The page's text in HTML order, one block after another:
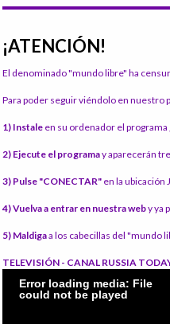
¡ATENCIÓN!
El denominado "mundo libre" ha
Para poder seguir viéndolo en nuestro
1) Instale en su ordenador el
2) Ejecute el programay aparecerán
3) Pulse "CONECTAR" en la ubicación
4) Vuelva a entrar en nuestra weby ya
5) Maldigaa los cabecillas del "mundo
TELEVISIÓN - CANAL RUSSIA